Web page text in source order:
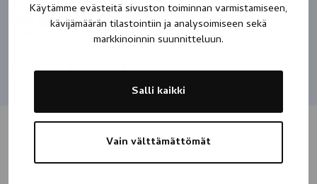
Käytämme evästeitä sivuston toiminnan varmistamiseen,
kävijämäärän tilastointiin ja analysoimiseen sekä
markkinoinnin suunnitteluun.
Vain välttämättömät
Salli kaikki
Lasteni isä